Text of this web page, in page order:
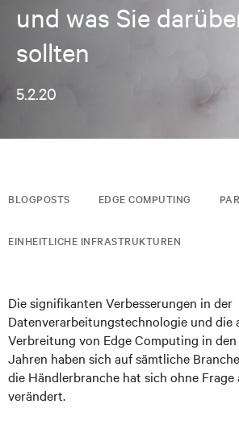
und was Sie
sollten
5.2.20
BLOGPOSTS EDGE COMPUTING
EINHEITLICHE INFRASTRUKTUREN
Die signifikanten Verbesserungen in der
Datenverarbeitungstechnologie und die
Verbreitung von Edge Computing in
Jahren haben sich auf sämtliche
die Händlerbranche hat sich ohne Frage
verändert.